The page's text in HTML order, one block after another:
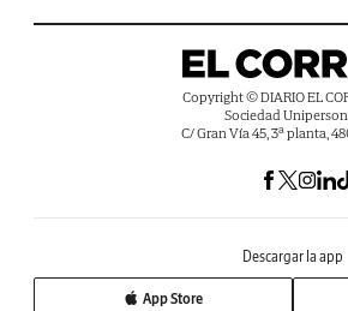
Copyright © DIARIO EL
Sociedad
C/ Gran Vía 45, 3ª planta,
Descargar la app
App Store